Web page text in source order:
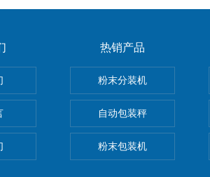
热销产品
粉末分装机
自动包装秤
粉末包装机